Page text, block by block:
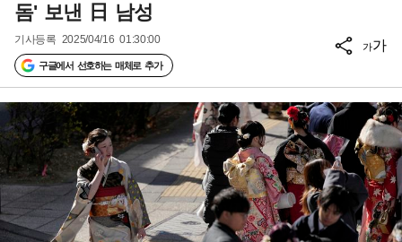
돔' 보낸 日 남성
기사등록 2025/04/16 01:30:00
구글에서 선호하는 매체로 추가
가가